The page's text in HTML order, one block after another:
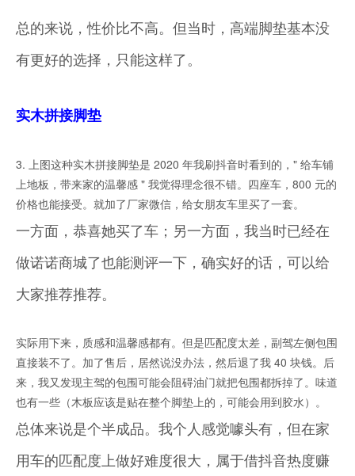
总的来说，性价比不高。但当时，高端脚垫基本没
有更好的选择，只能这样了。
实木拼接脚垫
3. 上图这种实木拼接脚垫是 2020 年我刷抖音时看到的，" 给车铺
上地板，带来家的温馨感 " 我觉得理念很不错。四座车，800 元的
价格也能接受。就加了厂家微信，给女朋友车里买了一套。
一方面，恭喜她买了车；另一方面，我当时已经在
做诺诺商城了也能测评一下，确实好的话，可以给
大家推荐推荐。
实际用下来，质感和温馨感都有。但是匹配度太差，副驾左侧包围
直接装不了。加了售后，居然说没办法，然后退了我 40 块钱。后
来，我又发现主驾的包围可能会阻碍油门就把包围都拆掉了。味道
也有一些（木板应该是贴在整个脚垫上的，可能会用到胶水）。
总体来说是个半成品。我个人感觉噱头有，但在家
用车的匹配度上做好难度很大，属于借抖音热度赚